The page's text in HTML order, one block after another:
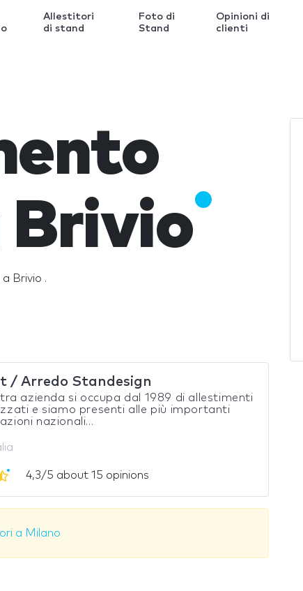
Allestitori
di stand
Foto di
Stand
Opinioni di
clienti
Brivio
Brivio .
/ Arredo Standesign
azienda si occupa dal 1989 di allestimenti
e siamo presenti alle più importanti
nazionali...
4,3/5 about 15 opinions
a Milano